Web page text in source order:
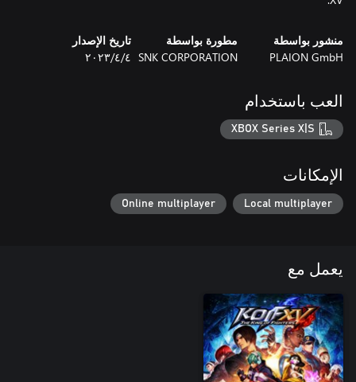
منشور بواسطة
PLAION GmbH
مطورة بواسطة
SNK CORPORATION
تاريخ الإصدار
٤‏/٤‏/٢٠٢٣
العب باستخدام
XBOX Series X|S
الإمكانات
Local multiplayer
Online multiplayer
يعمل مع